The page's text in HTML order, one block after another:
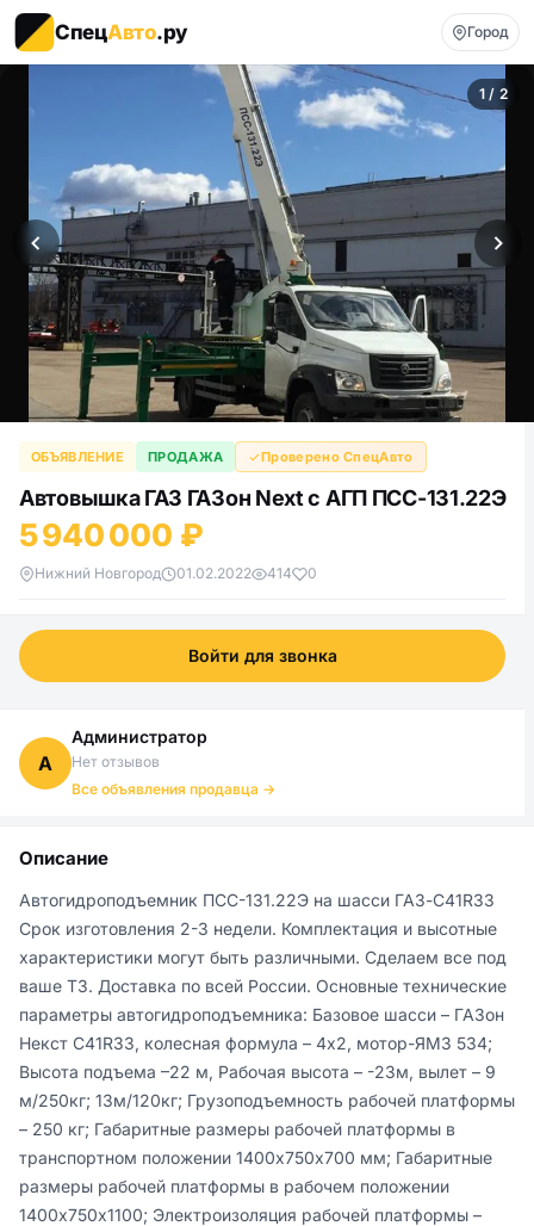
СпецАвто.ру Город
1 / 2
ОБЪЯВЛЕНИЕ ПРОДАЖА Проверено СпецАвто
Автовышка ГАЗ ГАЗон Next с АГП ПСС-131.22Э
5 940 000 ₽
Нижний Новгород 01.02.2022 414 0
Войти для звонка
А
Администратор
Нет отзывов
Все объявления продавца →
Описание
Автогидроподъемник ПСС-131.22Э на шасси ГАЗ-С41R33
Срок изготовления 2-3 недели. Комплектация и высотные
характеристики могут быть различными. Сделаем все под
ваше ТЗ. Доставка по всей России. Основные технические
параметры автогидроподъемника: Базовое шасси – ГАЗон
Некст С41R33, колесная формула – 4х2, мотор-ЯМЗ 534;
Высота подъема –22 м, Рабочая высота – -23м, вылет – 9
м/250кг; 13м/120кг; Грузоподъемность рабочей платформы
– 250 кг; Габаритные размеры рабочей платформы в
транспортном положении 1400х750х700 мм; Габаритные
размеры рабочей платформы в рабочем положении
1400х750х1100; Электроизоляция рабочей платформы –